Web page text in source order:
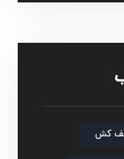
کف کش